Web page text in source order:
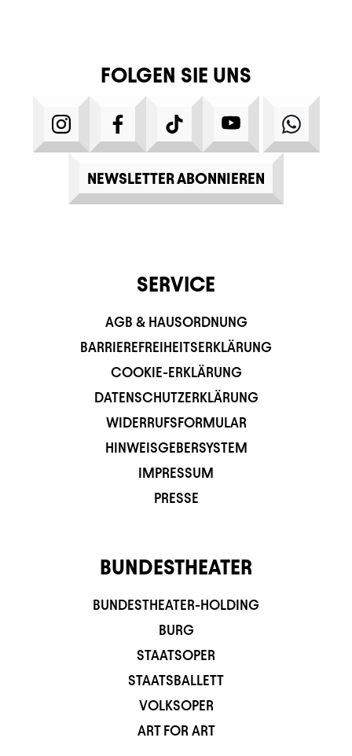
FOLGEN SIE UNS
INSTAGRAMFACEBOOKTIKTOK YOUTUBE
NEWSLETTER ABONNIEREN
SERVICE
AGB & HAUSORDNUNG
BARRIEREFREIHEITSERKLÄRUNG
COOKIE-ERKLÄRUNG
DATENSCHUTZERKLÄRUNG
WIDERRUFSFORMULAR
HINWEISGEBERSYSTEM
IMPRESSUM
PRESSE
BUNDESTHEATER
BUNDESTHEATER-HOLDING
BURG
STAATSOPER
STAATSBALLETT
VOLKSOPER
ART FOR ART